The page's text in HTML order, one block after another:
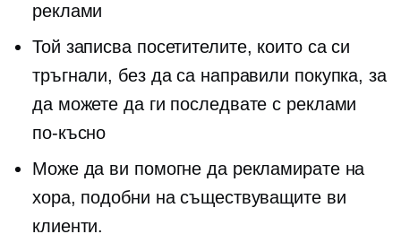
реклами
Той записва посетителите, които са си
тръгнали, без да са направили покупка, за
да можете да ги последвате с реклами
по-късно
Може да ви помогне да рекламирате на
хора, подобни на съществуващите ви
клиенти.